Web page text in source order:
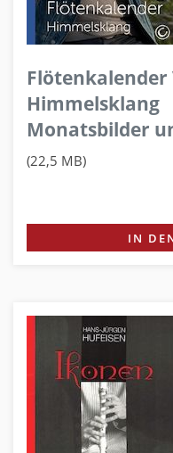
Flötenkalender
Himmelsklang
Monatsbilder
(22,5 MB)
IN